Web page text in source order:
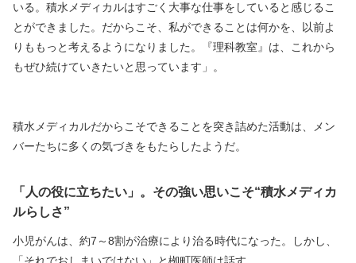
いる。積水メディカルはすごく大事な仕事をしていると感じるこ
とができました。だからこそ、私ができることは何かを、以前よ
りももっと考えるようになりました。『理科教室』は、これから
もぜひ続けていきたいと思っています」。
積水メディカルだからこそできることを突き詰めた活動は、メン
バーたちに多くの気づきをもたらしたようだ。
「人の役に立ちたい」。その強い思いこそ“積水メディカ
ルらしさ”
小児がんは、約7～8割が治療により治る時代になった。しかし、